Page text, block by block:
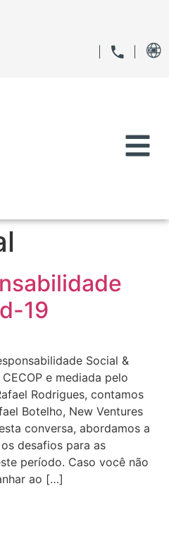
19
Social &
e mediada pelo
Rodrigues, contamos
Botelho, New Ventures
conversa, abordamos a
desafios para as
período. Caso você não
ao […]